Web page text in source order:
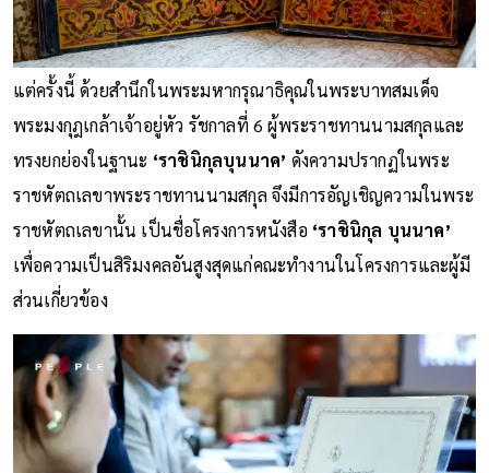
แต่ครั้งนี้ ด้วยสำนึกในพระมหากรุณาธิคุณในพระบาทสมเด็จ
พระมงกุฎเกล้าเจ้าอยู่หัว รัชกาลที่ 6 ผู้พระราชทานนามสกุลและ
ทรงยกย่องในฐานะ ‘ราชินิกุลบุนนาค’ ดังความปรากฏในพระ
ราชหัตถเลขาพระราชทานนามสกุล จึงมีการอัญเชิญความในพระ
ราชหัตถเลขานั้น เป็นชื่อโครงการหนังสือ ‘ราชินิกุล บุนนาค’
เพื่อความเป็นสิริมงคลอันสูงสุดแก่คณะทำงานในโครงการและผู้มี
ส่วนเกี่ยวข้อง